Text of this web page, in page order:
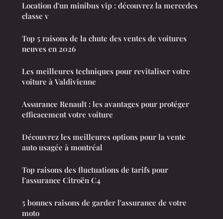
Location d'un minibus vip : découvrez la mercedes
classe v
Top 5 raisons de la chute des ventes de voitures
neuves en 2026
Les meilleures techniques pour revitaliser votre
voiture à Valdivienne
Assurance Renault : les avantages pour protéger
efficacement votre voiture
Découvrez les meilleures options pour la vente
auto usagée à montréal
Top raisons des fluctuations de tarifs pour
l'assurance Citroën C4
5 bonnes raisons de garder l'assurance de votre
moto